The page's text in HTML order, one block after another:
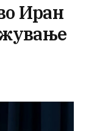
Иран